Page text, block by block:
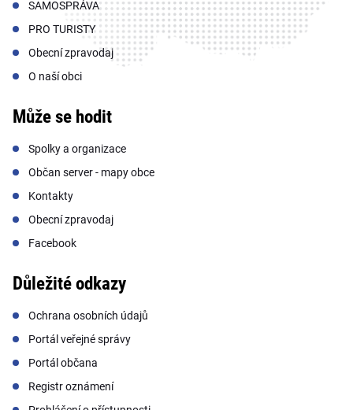
SAMOSPRÁVA
PRO TURISTY
Obecní zpravodaj
O naší obci
Může se hodit
Spolky a organizace
Občan server - mapy obce
Kontakty
Obecní zpravodaj
Facebook
Důležité odkazy
Ochrana osobních údajů
Portál veřejné správy
Portál občana
Registr oznámení